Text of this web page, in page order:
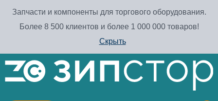
Запчасти и компоненты для торгового оборудования.
Более 8 500 клиентов и более 1 000 000 товаров!
Скрыть